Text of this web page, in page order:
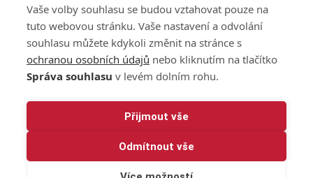
Vaše volby souhlasu se budou vztahovat pouze na
tuto webovou stránku. Vaše nastavení a odvolání
souhlasu můžete kdykoli změnit na stránce s
ochranou osobních údajů nebo kliknutím na tlačítko
Správa souhlasu v levém dolním rohu.
Přijmout vše
Odmítnout vše
Editor
Honza Fait
+420 723 898 969
fait@golfextra.cz
Obchod
Edita Hanušová
+420 724 150 784
hanusova@relmost.cz
Pavel Poulíček